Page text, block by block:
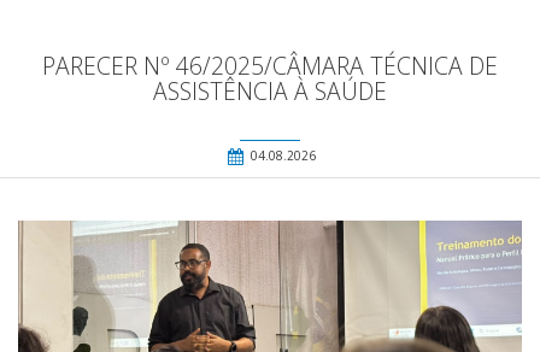
PARECER Nº 46/2025/CÂMARA TÉCNICA DE
ASSISTÊNCIA À SAÚDE
04.08.2026